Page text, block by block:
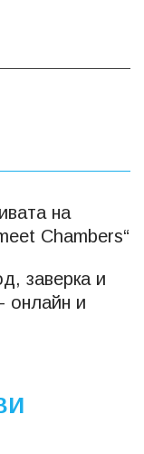
на
Chambers“
заверка и
онлайн и